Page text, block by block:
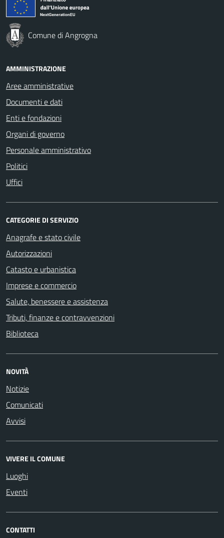
Comune di Angrogna
AMMINISTRAZIONE
Aree amministrative
Documenti e dati
Enti e fondazioni
Organi di governo
Personale amministrativo
Politici
Uffici
CATEGORIE DI SERVIZIO
Anagrafe e stato civile
Autorizzazioni
Catasto e urbanistica
Imprese e commercio
Salute, benessere e assistenza
Tributi, finanze e contravvenzioni
Biblioteca
NOVITÀ
Notizie
Comunicati
Avvisi
VIVERE IL COMUNE
Luoghi
Eventi
CONTATTI